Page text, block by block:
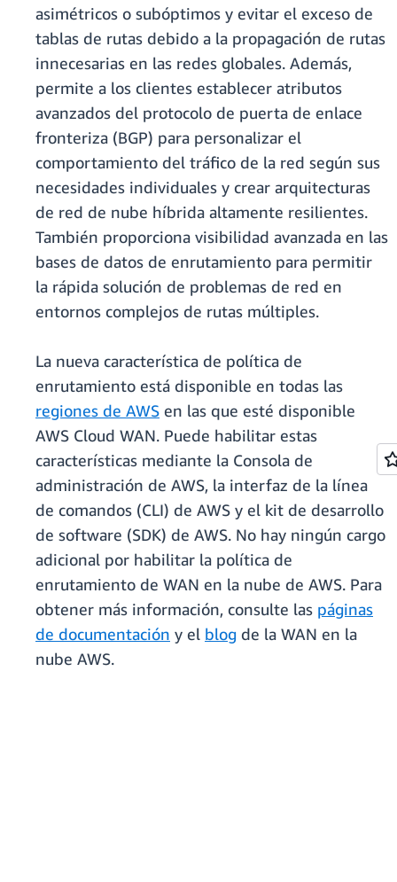
asimétricos o subóptimos y evitar el exceso de
tablas de rutas debido a la propagación de rutas
innecesarias en las redes globales. Además,
permite a los clientes establecer atributos
avanzados del protocolo de puerta de enlace
fronteriza (BGP) para personalizar el
comportamiento del tráfico de la red según sus
necesidades individuales y crear arquitecturas
de red de nube híbrida altamente resilientes.
También proporciona visibilidad avanzada en las
bases de datos de enrutamiento para permitir
la rápida solución de problemas de red en
entornos complejos de rutas múltiples.
La nueva característica de política de
enrutamiento está disponible en todas las
regiones de AWS en las que esté disponible
AWS Cloud WAN. Puede habilitar estas
características mediante la Consola de
administración de AWS, la interfaz de la línea
de comandos (CLI) de AWS y el kit de desarrollo
de software (SDK) de AWS. No hay ningún cargo
adicional por habilitar la política de
enrutamiento de WAN en la nube de AWS. Para
obtener más información, consulte las páginas
de documentación y el blog de la WAN en la
nube AWS.